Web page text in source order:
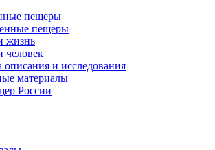
пещеры
пещеры
жизнь
и исследования
материалы
России